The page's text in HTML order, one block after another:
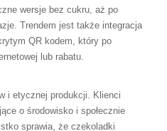
wersje bez cukru, aż po
Trendem jest także integracja
QR kodem, który po
lub rabatu.
i etycznej produkcji. Klienci
o środowisko i społecznie
sprawia, że czekoladki